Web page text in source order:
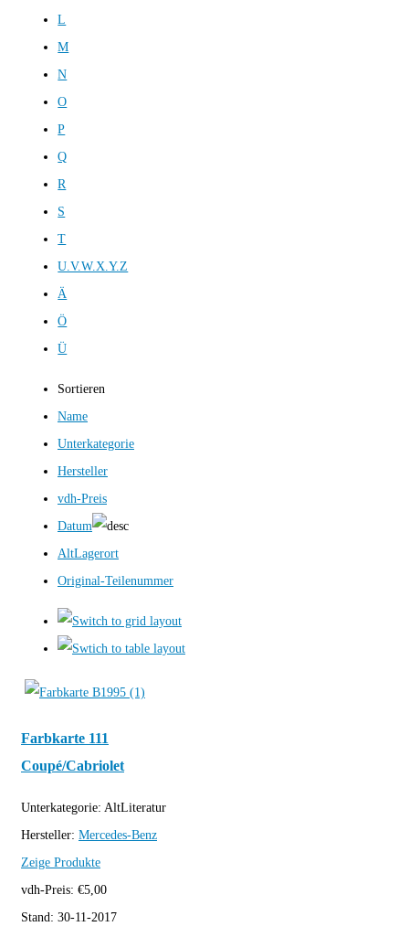
L
M
N
O
P
Q
R
S
T
U.V.W.X.Y.Z
Ä
Ö
Ü
Sortieren
Name
Unterkategorie
Hersteller
vdh-Preis
Datum
AltLagerort
Original-Teilenummer
Farbkarte 111
Coupé/Cabriolet
Unterkategorie: AltLiteratur
Hersteller: Mercedes-Benz
Zeige Produkte
vdh-Preis: €5,00
Stand: 30-11-2017